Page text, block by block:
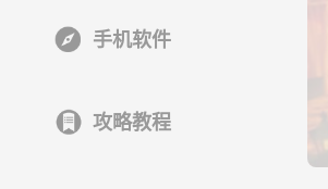
手机软件
攻略教程